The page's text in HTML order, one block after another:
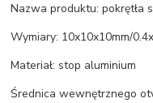
Nazwa produktu: pokrętła
Wymiary: 10x10x10mm/
Materiał: stop aluminium
Średnica wewnętrznego